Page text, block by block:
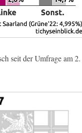
seit der Umfrage am 2.